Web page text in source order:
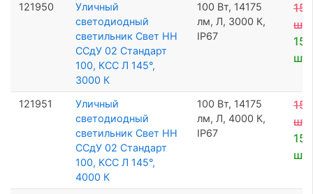
121950
Уличный
светодиодный
светильник Свет НН
ССдУ 02 Стандарт
100, КСС Л 145°,
3000 К
100 Вт, 14175
лм, Л, 3000 К,
IP67
15
шт
15
шт
121951
Уличный
светодиодный
светильник Свет НН
ССдУ 02 Стандарт
100, КСС Л 145°,
4000 К
100 Вт, 14175
лм, Л, 4000 К,
IP67
15
шт
15
шт